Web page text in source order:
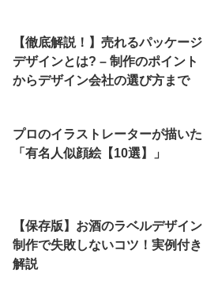
【徹底解説！】売れるパッケージ
デザインとは? – 制作のポイント
からデザイン会社の選び方まで
プロのイラストレーターが描いた
「有名人似顔絵【10選】」
【保存版】お酒のラベルデザイン
制作で失敗しないコツ！実例付き
解説